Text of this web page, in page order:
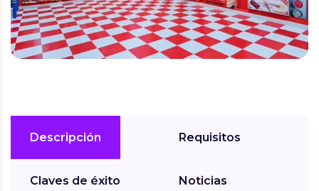
Descripción
Claves de éxito
Requisitos
Noticias